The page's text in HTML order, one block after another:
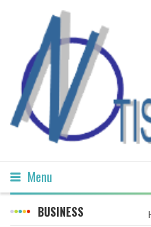
Menu
BUSINESS